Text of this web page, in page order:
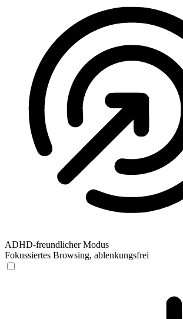
ADHD-freundlicher Modus
Fokussiertes Browsing, ablenkungsfrei